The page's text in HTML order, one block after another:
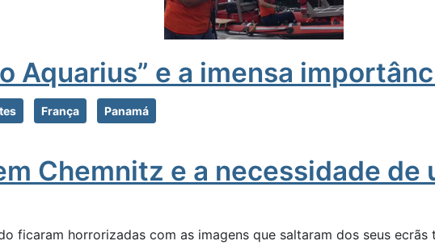
Aquarius” e a imensa
França Panamá
Chemnitz e a necessidade de
ficaram horrorizadas com as imagens que saltaram dos seus